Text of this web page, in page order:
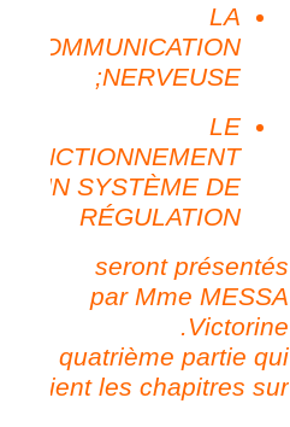
LA
COMMUNICATION
NERVEUSE;
LE
FONCTIONNEMENT
D’UN SYSTÈME DE
RÉGULATION
seront présentés
par Mme MESSA
Victorine.
La quatrième partie qui
contient les chapitres sur